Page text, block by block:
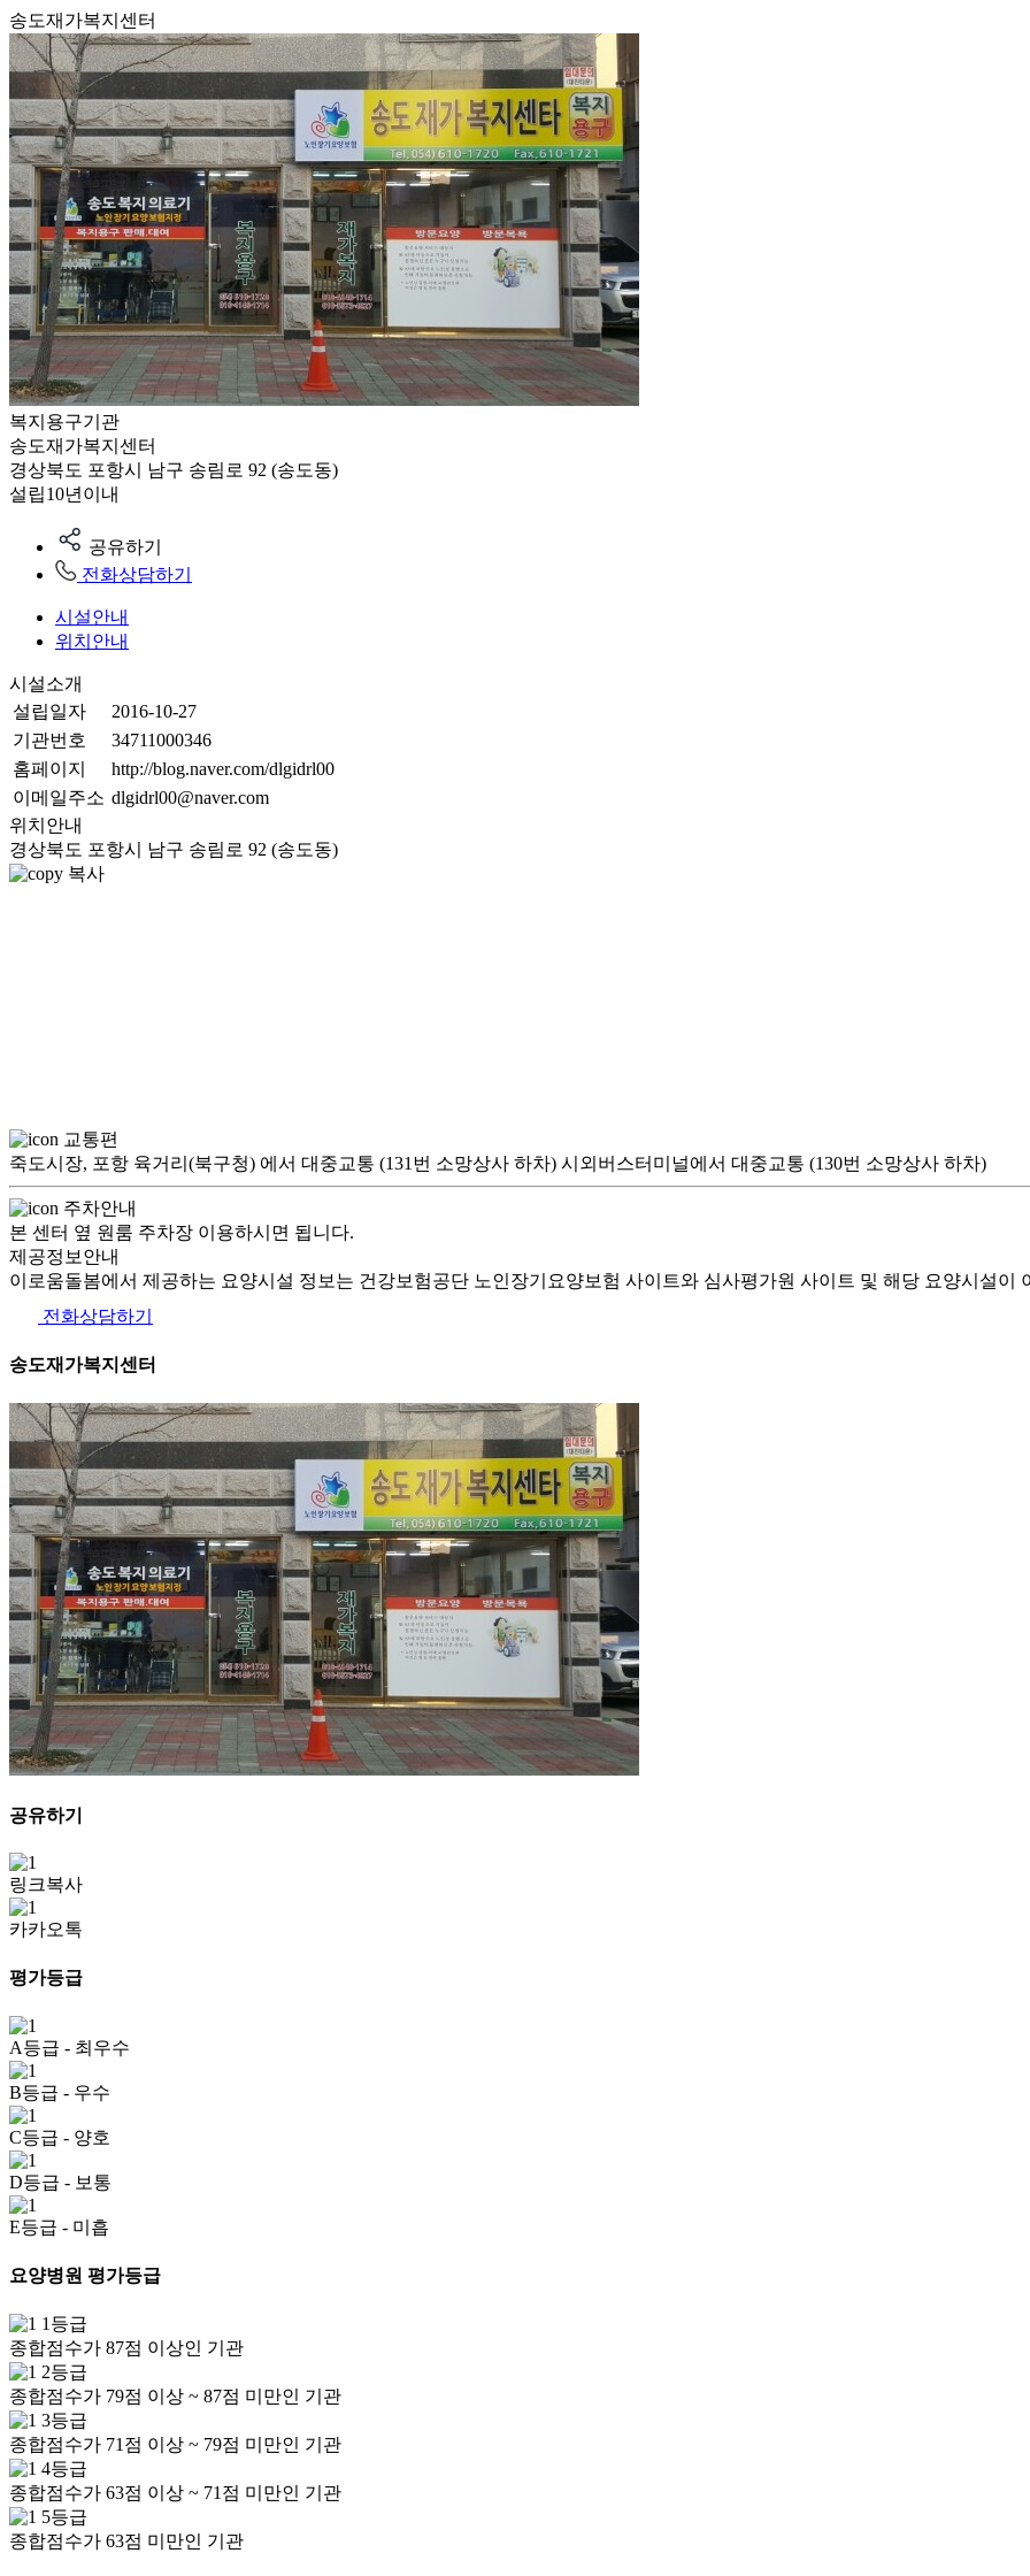
송도재가복지센터
복지용구기관
송도재가복지센터
경상북도 포항시 남구 송림로 92 (송도동)
설립10년이내
공유하기
전화상담하기
시설안내
위치안내
시설소개
설립일자
2016-10-27
기관번호
34711000346
홈페이지
http://blog.naver.com/dlgidrl00
이메일주소 dlgidrl00@naver.com
위치안내
경상북도 포항시 남구 송림로 92 (송도동)
복사
교통편
죽도시장, 포항 육거리(북구청) 에서 대중교통 (131번 소망상사 하차) 시외버스터미널에서 대중교통 (130번 소망상사 하차)
주차안내
본 센터 옆 원룸 주차장 이용하시면 됩니다.
제공정보안내
이로움돌봄에서 제공하는 요양시설 정보는 건강보험공단 노인장기요양보험 사이트와 심사평가원 사이트 및 해당 요양시설
전화상담하기
송도재가복지센터
공유하기
링크복사
카카오톡
평가등급
A등급 - 최우수
B등급 - 우수
C등급 - 양호
D등급 - 보통
E등급 - 미흡
요양병원 평가등급
1등급
종합점수가 87점 이상인 기관
2등급
종합점수가 79점 이상 ~ 87점 미만인 기관
3등급
종합점수가 71점 이상 ~ 79점 미만인 기관
4등급
종합점수가 63점 이상 ~ 71점 미만인 기관
5등급
종합점수가 63점 미만인 기관